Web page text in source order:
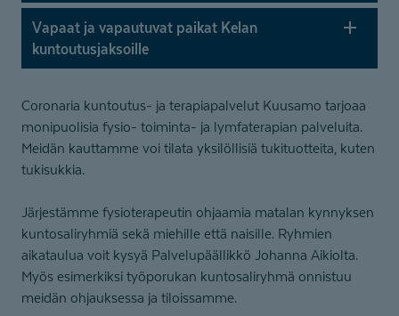
Vapaat ja vapautuvat paikat Kelan
kuntoutus­jaksoille
Coronaria kuntoutus- ja terapiapalvelut Kuusamo tarjoaa
monipuolisia fysio- toiminta- ja lymfaterapian palveluita.
Meidän kauttamme voi tilata yksilöllisiä tukituotteita, kuten
tukisukkia.
Järjestämme fysioterapeutin ohjaamia matalan kynnyksen
kuntosaliryhmiä sekä miehille että naisille. Ryhmien
aikataulua voit kysyä Palvelupäällikkö Johanna Aikiolta.
Myös esimerkiksi työporukan kuntosaliryhmä onnistuu
meidän ohjauksessa ja tiloissamme.